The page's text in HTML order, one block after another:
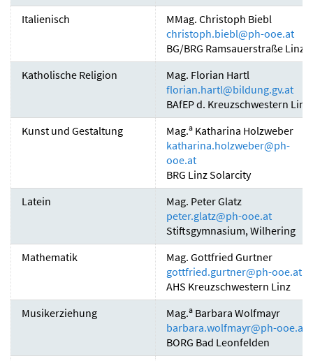
Italienisch
MMag. Christoph Biebl
christoph.biebl@ph-ooe.at
BG/BRG Ramsauerstraße Linz
Katholische Religion
Mag. Florian Hartl
florian.hartl@bildung.gv.at
BAfEP d. Kreuzschwestern Linz
Kunst und Gestaltung
Mag.a Katharina Holzweber
katharina.holzweber@ph-
ooe.at
BRG Linz Solarcity
Latein
Mag. Peter Glatz
peter.glatz@ph-ooe.at
Stiftsgymnasium, Wilhering
Mathematik
Mag. Gottfried Gurtner
gottfried.gurtner@ph-ooe.at
AHS Kreuzschwestern Linz
Musikerziehung
Mag.a Barbara Wolfmayr
barbara.wolfmayr@ph-ooe.at
BORG Bad Leonfelden